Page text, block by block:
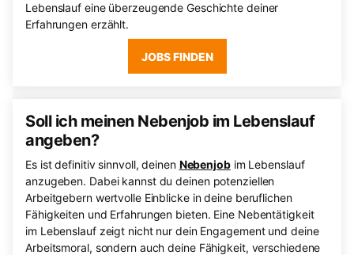
Lebenslauf eine überzeugende Geschichte deiner
Erfahrungen erzählt.
JOBS FINDEN
Soll ich meinen Nebenjob im Lebenslauf
angeben?
Es ist definitiv sinnvoll, deinen Nebenjobim Lebenslauf
anzugeben. Dabei kannst du deinen potenziellen
Arbeitgebern wertvolle Einblicke in deine beruflichen
Fähigkeiten und Erfahrungen bieten. Eine Nebentätigkeit
im Lebenslauf zeigt nicht nur dein Engagement und deine
Arbeitsmoral, sondern auch deine Fähigkeit, verschiedene